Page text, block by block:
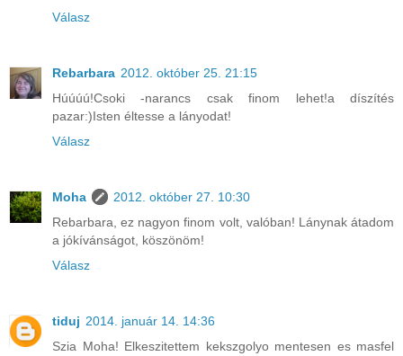
Válasz
Rebarbara 2012. október 25. 21:15
Húúúú!Csoki -narancs csak finom lehet!a díszítés
pazar:)Isten éltesse a lányodat!
Válasz
Moha
2012. október 27. 10:30
Rebarbara, ez nagyon finom volt, valóban! Lánynak átadom
a jókívánságot, köszönöm!
Válasz
tiduj 2014. január 14. 14:36
Szia Moha! Elkeszitettem kekszgolyo mentesen es masfel